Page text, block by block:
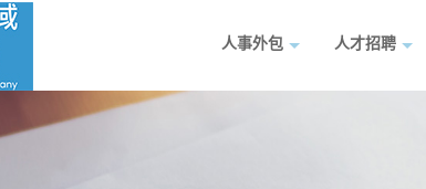
人事外包 人才招聘